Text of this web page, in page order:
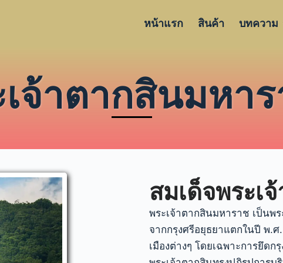
หน้าแรก สินค้า บทความ
จ้าตากสินมหา
สมเด็จพระเ
พระเจ้าตากสินมหาราช เป็นพ
จากกรุงศรีอยุธยาแตกในปี พ.ศ
เมืองต่างๆ โดยเฉพาะการยึด